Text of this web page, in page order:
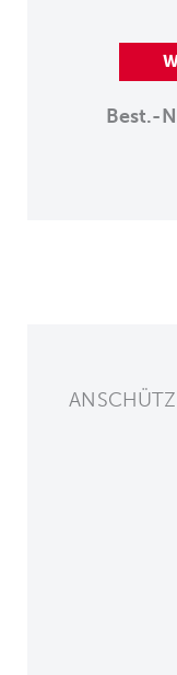
Best.-